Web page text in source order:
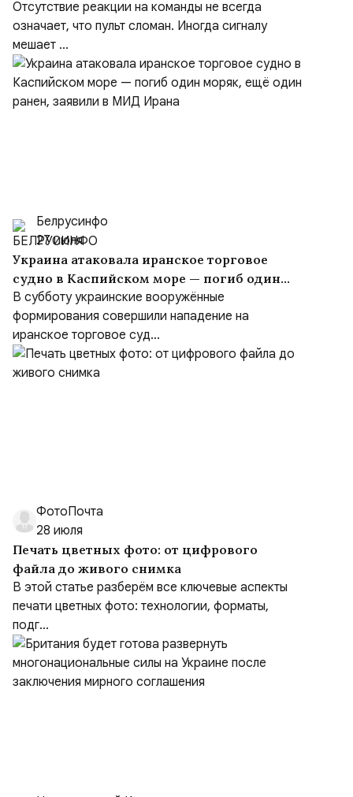
Отсутствие реакции на команды не всегда
означает, что пульт сломан. Иногда сигналу
мешает ...
Белрусинфо
27 июля
Украина атаковала иранское торговое
судно в Каспийском море — погиб один
моряк, ещё один ранен, заявили в МИД
Ирана
В субботу украинские вооружённые
формирования совершили нападение на
иранское торговое суд...
ФотоПочта
28 июля
Печать цветных фото: от цифрового
файла до живого снимка
В этой статье разберём все ключевые аспекты
печати цветных фото: технологии, форматы,
подг...